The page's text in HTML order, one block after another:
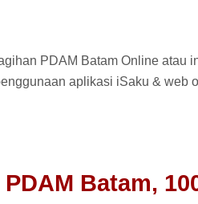
PDAM Batam Online atau
aplikasi iSaku & web
Batam,